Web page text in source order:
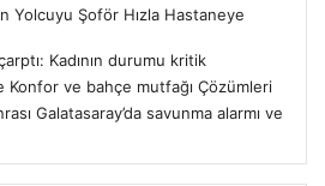
Yolcuyu Şoför Hızla Hastaneye
Kadının durumu kritik
Konfor ve bahçe mutfağı Çözümleri
Galatasaray’da savunma alarmı ve